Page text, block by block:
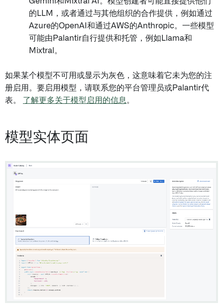
的LLM，或者通过与其他组织的合作提供，例如通过
Azure的OpenAI和通过AWS的Anthropic。一些模型
可能由Palantir自行提供和托管，例如Llama和
Mixtral。
如果某个模型不可用或显示为灰色，这意味着它未为您的注
册启用。要启用模型，请联系您的平台管理员或Palantir代
表。 了解更多关于模型启用的信息 。
模型实体页面